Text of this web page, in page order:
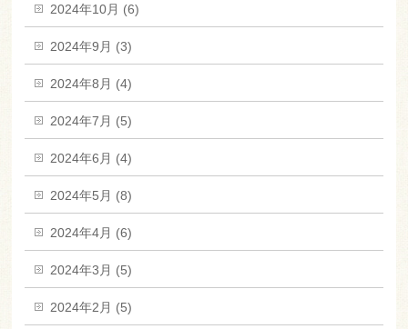
2024年10月 (6)
2024年9月 (3)
2024年8月 (4)
2024年7月 (5)
2024年6月 (4)
2024年5月 (8)
2024年4月 (6)
2024年3月 (5)
2024年2月 (5)